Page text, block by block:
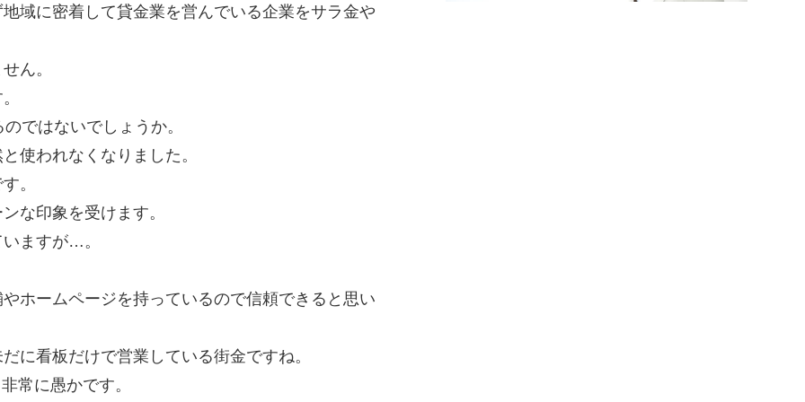
域に密着して貸金業を営んでいる企業をサラ金や
ん。
ではないでしょうか。
使われなくなりました。
。
な印象を受けます。
ますが…。
ホームページを持っているので信頼できると思い
に看板だけで営業している街金ですね。
常に愚かです。